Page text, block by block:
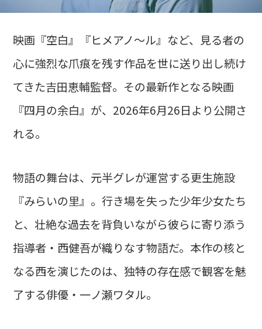
映画『空白』『ヒメアノ～ル』など、見る者の
心に強烈な爪痕を残す作品を世に送り出し続け
てきた吉田恵輔監督。その最新作となる映画
『四月の余白』が、2026年6月26日より公開さ
れる。
物語の舞台は、元半グレが運営する更生施設
『みらいの里』。行き場を失った少年少女たち
と、壮絶な過去を背負いながら彼らに寄り添う
指導者・西健吾が織りなす物語だ。本作の核と
なる西を演じたのは、独特の存在感で観客を魅
了する俳優・一ノ瀬ワタル。